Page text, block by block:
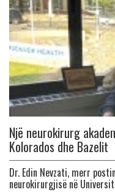
Një neurokirurg
Kolorados dhe Bazelit
Dr. Edin Nevzati, merr
neurokirurgjisë në